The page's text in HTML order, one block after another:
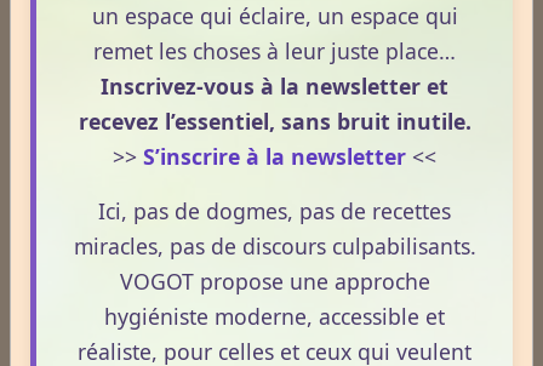
Newsletter #312 - juin 2026
Newsletter #311 - mai 2026
Newsletter #310 - avril 2026
ESPACE PUBLICITAIRE
Format : 300 × 600 px
Emplacement disponible
un espace qui éclaire, un espace qui
remet les choses à leur juste place…
Inscrivez-vous à la newsletter et
recevez l’essentiel, sans bruit inutile.
>> S’inscrire à la newsletter <<
Ici, pas de dogmes, pas de recettes
miracles, pas de discours culpabilisants.
VOGOT propose une approche
hygiéniste moderne, accessible et
réaliste, pour celles et ceux qui veulent